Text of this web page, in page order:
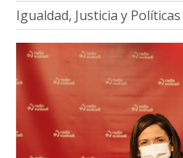
Igualdad, Justicia y Políticas